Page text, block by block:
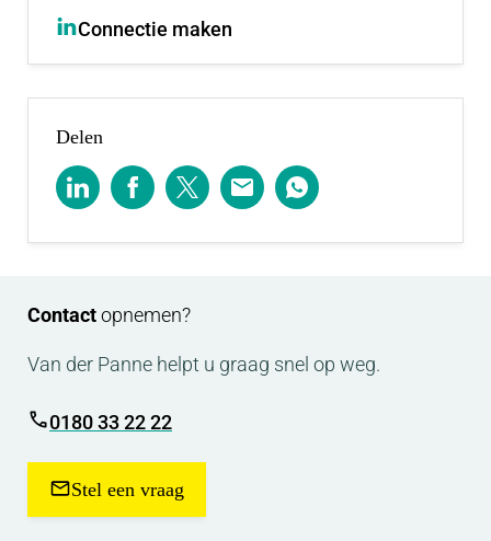
Connectie maken
Delen
Contactopnemen?
Van der Panne helpt u graag snel op weg.
0180 33 22 22
Stel een vraag